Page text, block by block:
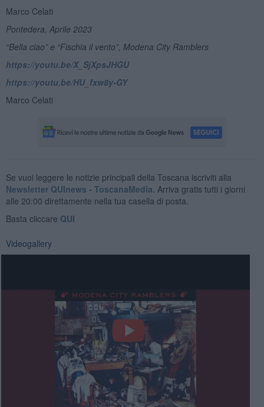
Marco Celati
Pontedera, Aprile 2023
“Bella ciao” e “Fischia il vento”, Modena City Ramblers
https://youtu.be/X_SjXpsJHGU
https://youtu.be/HU_fxw8y-GY
Marco Celati
Se vuoi leggere le notizie principali della Toscana iscriviti alla
Newsletter QUInews - ToscanaMedia. Arriva gratis tutti i giorni
alle 20:00 direttamente nella tua casella di posta.
Basta cliccare QUI
Videogallery